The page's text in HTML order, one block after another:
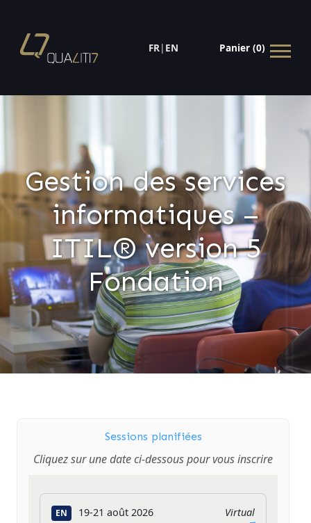
FR| EN Panier (0)
Gestion des services
informatiques –
ITIL® version 5
Fondation
Sessions planifiées
Cliquez sur une date ci-dessous pour vous inscrire
EN 19-21 août 2026 Virtual